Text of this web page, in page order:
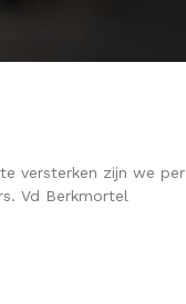
versterken zijn we per
Vd Berkmortel